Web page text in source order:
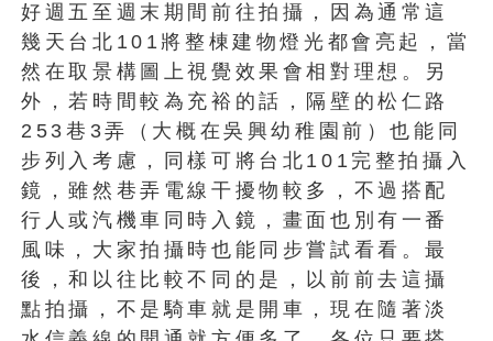
好週五至週末期間前往拍攝，因為通常這
幾天台北101將整棟建物燈光都會亮起，當
然在取景構圖上視覺效果會相對理想。另
外，若時間較為充裕的話，隔壁的松仁路
253巷3弄（大概在吳興幼稚園前）也能同
步列入考慮，同樣可將台北101完整拍攝入
鏡，雖然巷弄電線干擾物較多，不過搭配
行人或汽機車同時入鏡，畫面也別有一番
風味，大家拍攝時也能同步嘗試看看。最
後，和以往比較不同的是，以前前去這攝
點拍攝，不是騎車就是開車，現在隨著淡